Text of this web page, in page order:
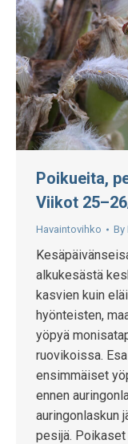
Poikueita,
Viikot
Havaintovihko By
alkukesästä
kasvien kuin
hyönteisten,
yöpyä
ruovikoissa.
ensimmäiset
ennen
auringonlaskun
pesijä.